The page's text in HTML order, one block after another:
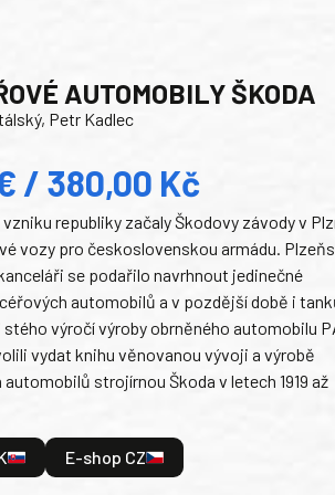
AUTOMOBILY ŠKODA
Petr Kadlec
/ 380,00 Kč
republiky začaly Škodovy závody v
vozy pro československou armádu.
se podařilo navrhnout jedinečné
automobilů a v pozdější době i
výročí výroby obrněného automobilu
vydat knihu věnovanou vývoji a výrobě
strojírnou Škoda v letech 1919 až
E-shop CZ